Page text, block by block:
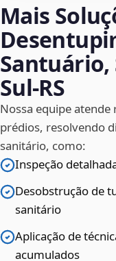
Mais
Santuário,
Sul‑RS
Nossa equipe
prédios, resolvendo
sanitário, como:
Inspeção
Desobstrução de
sanitário
Aplicação de
acumulados